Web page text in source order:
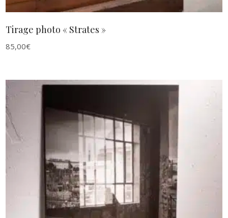
Tirage photo « Strates »
85,00€
AJOUTER AU PANIER